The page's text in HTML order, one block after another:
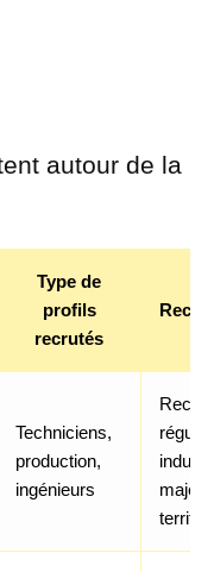
autour de la
Type de
profils
recrutés
Techniciens,
production,
ingénieurs